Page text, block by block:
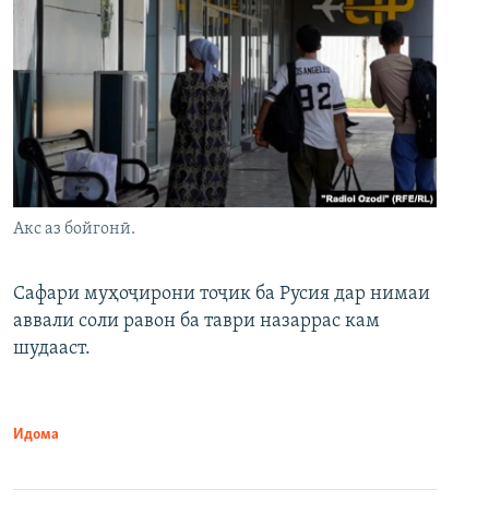
Акс аз бойгонӣ.
Сафари муҳоҷирони тоҷик ба Русия дар нимаи
аввали соли равон ба таври назаррас кам
шудааст.
Идома